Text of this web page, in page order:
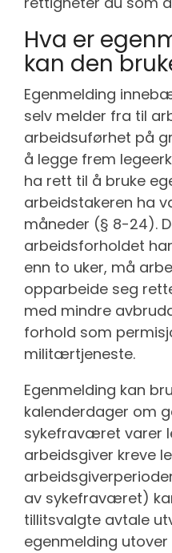
Hva er
kan den
Egenmelding
selv melder fra til
arbeidsuførhet på
å legge frem
ha rett til å bruke
arbeidstakeren ha
måneder (§ 8-24).
arbeidsforholdet
enn to uker, må
opparbeide seg
med mindre
forhold som
militærtjeneste.
Egenmelding kan
kalenderdager om
sykefraværet varer
arbeidsgiver kreve
av sykefraværet)
tillitsvalgte avtale
egenmelding